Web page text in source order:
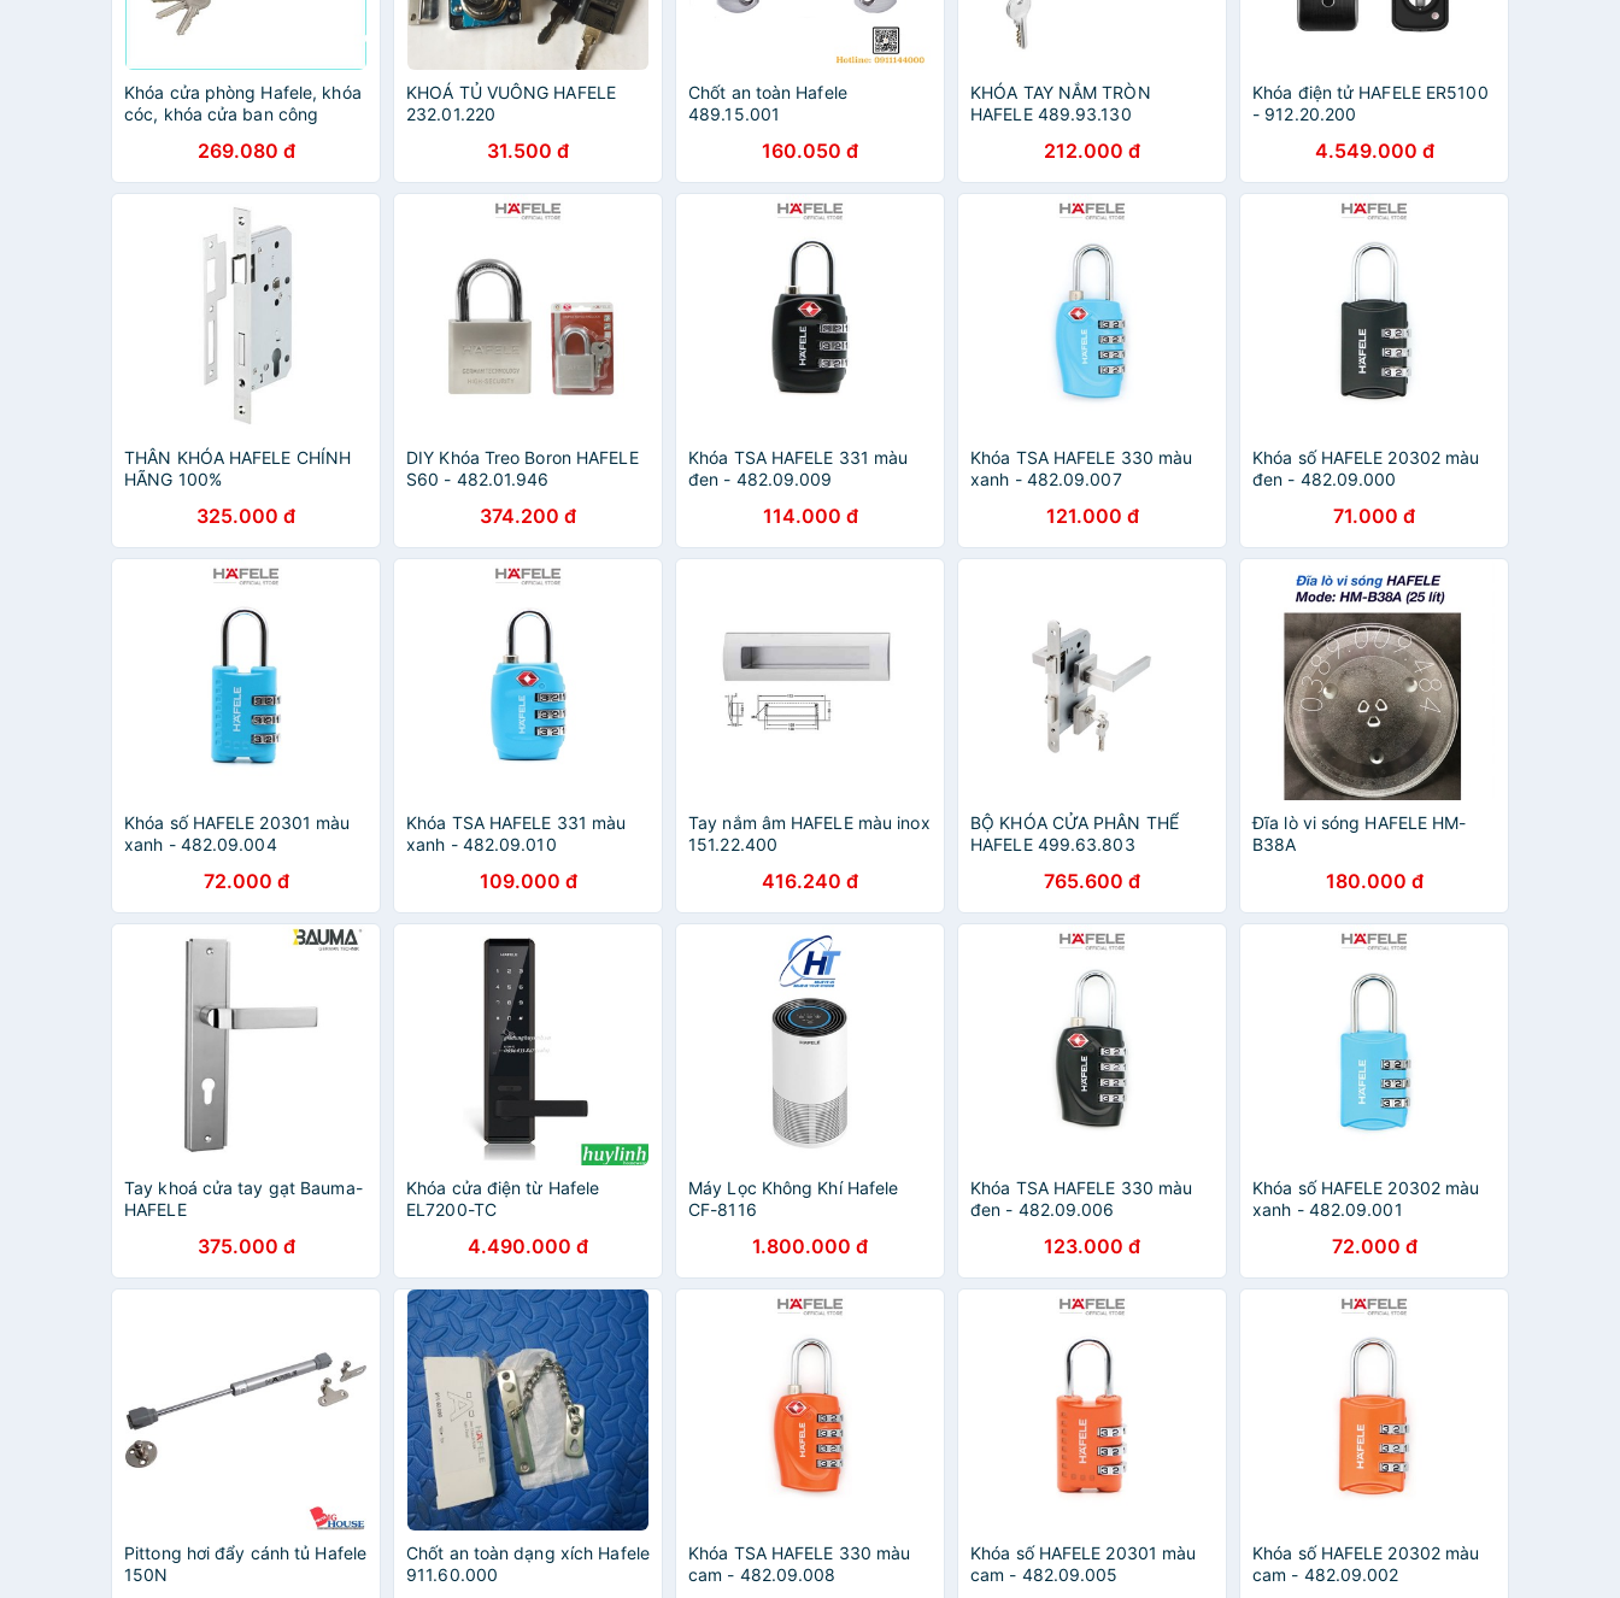
Khóa cửa phòng Hafele, khóa
cóc, khóa cửa ban công
269.080 đ
KHOÁ TỦ VUÔNG HAFELE
232.01.220
31.500 đ
Chốt an toàn Hafele
489.15.001
160.050 đ
KHÓA TAY NẮM TRÒN
HAFELE 489.93.130
212.000 đ
Khóa điện tử HAFELE ER5100
- 912.20.200
4.549.000 đ
THÂN KHÓA HAFELE CHÍNH
HÃNG 100%
325.000 đ
DIY Khóa Treo Boron HAFELE
S60 - 482.01.946
374.200 đ
Khóa TSA HAFELE 331 màu
đen - 482.09.009
114.000 đ
Khóa TSA HAFELE 330 màu
xanh - 482.09.007
121.000 đ
Khóa số HAFELE 20302 màu
đen - 482.09.000
71.000 đ
Khóa số HAFELE 20301 màu
xanh - 482.09.004
72.000 đ
Khóa TSA HAFELE 331 màu
xanh - 482.09.010
109.000 đ
Tay nắm âm HAFELE màu inox
151.22.400
416.240 đ
BỘ KHÓA CỬA PHÂN THỂ
HAFELE 499.63.803
765.600 đ
Đĩa lò vi sóng HAFELE HM-
B38A
180.000 đ
Tay khoá cửa tay gạt Bauma-
HAFELE
375.000 đ
Khóa cửa điện từ Hafele
EL7200-TC
4.490.000 đ
Máy Lọc Không Khí Hafele
CF-8116
1.800.000 đ
Khóa TSA HAFELE 330 màu
đen - 482.09.006
123.000 đ
Khóa số HAFELE 20302 màu
xanh - 482.09.001
72.000 đ
Pittong hơi đẩy cánh tủ Hafele
150N
Chốt an toàn dạng xích Hafele
911.60.000
Khóa TSA HAFELE 330 màu
cam - 482.09.008
Khóa số HAFELE 20301 màu
cam - 482.09.005
Khóa số HAFELE 20302 màu
cam - 482.09.002